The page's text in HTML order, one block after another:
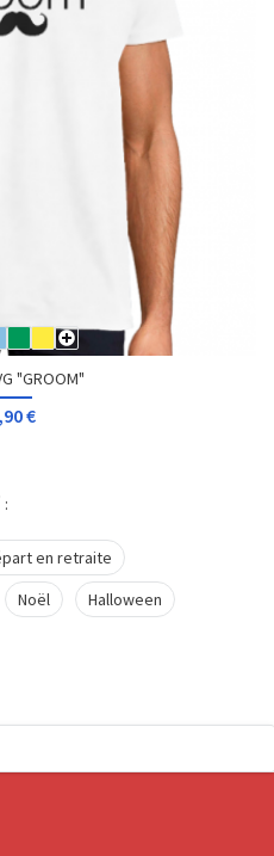
"GROOM"
€
:
en retraite
Noël
Halloween